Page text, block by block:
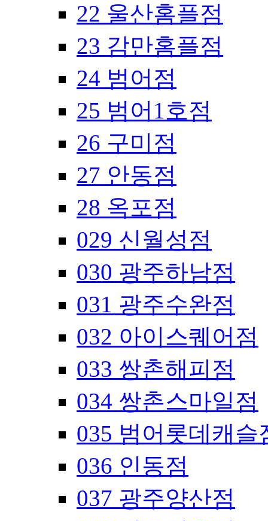
22 울산홈플점
23 감만홈플점
24 범어점
25 범어1호점
26 구미점
27 안동점
28 옥포점
029 신월성점
030 광주하남점
031 광주수완점
032 아이스퀘어점
033 쌍촌해피점
034 쌍촌스마일점
035 범어롯데캐슬
036 인동점
037 광주양산점